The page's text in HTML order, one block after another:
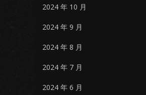
2024 年 10 月
2024 年 9 月
2024 年 8 月
2024 年 7 月
2024 年 6 月